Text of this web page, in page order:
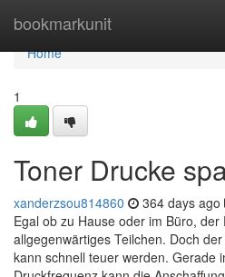
bookmarkunit
Home
Home
1
Toner Drucke
xanderzsou814860 364 days ago
Egal ob zu Hause oder im Büro, der
allgegenwärtiges Teilchen. Doch
kann schnell teuer werden. Gerade